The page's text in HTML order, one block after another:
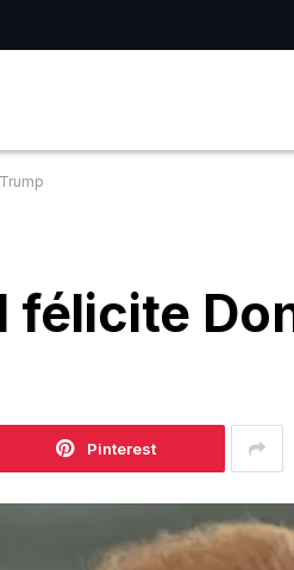
félicite
Pinterest